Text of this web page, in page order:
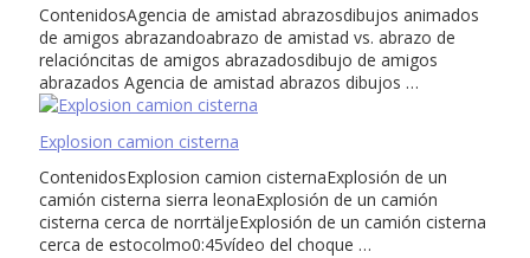
ContenidosAgencia de amistad abrazosdibujos animados
de amigos abrazandoabrazo de amistad vs. abrazo de
relacióncitas de amigos abrazadosdibujo de amigos
abrazados Agencia de amistad abrazos dibujos …
Explosion camion cisterna
ContenidosExplosion camion cisternaExplosión de un
camión cisterna sierra leonaExplosión de un camión
cisterna cerca de norrtäljeExplosión de un camión cisterna
cerca de estocolmo0:45vídeo del choque …